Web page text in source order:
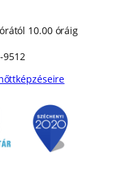
10.00 óráig
9512